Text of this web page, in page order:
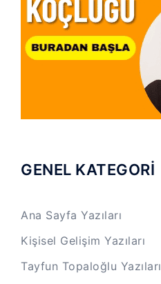
GENEL KATEGORİ
Ana Sayfa Yazıları
Kişisel Gelişim Yazıları
Tayfun Topaloğlu Yazıları